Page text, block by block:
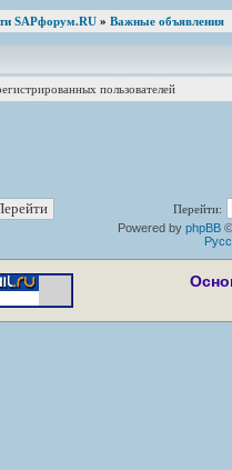
SAPфорум.RU » Важные объявления
пользователей
Перейти:
Powered by phpBB